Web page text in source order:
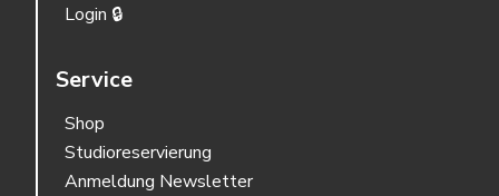
Login 🔒
Service
Shop
Studioreservierung
Anmeldung Newsletter